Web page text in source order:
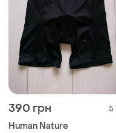
390 грн 5
Human Nature